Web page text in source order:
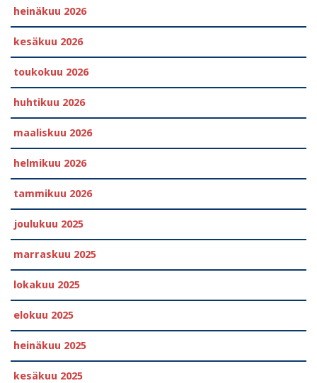
heinäkuu 2026
kesäkuu 2026
toukokuu 2026
huhtikuu 2026
maaliskuu 2026
helmikuu 2026
tammikuu 2026
joulukuu 2025
marraskuu 2025
lokakuu 2025
elokuu 2025
heinäkuu 2025
kesäkuu 2025